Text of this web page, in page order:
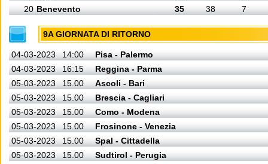
20 Benevento 35 38 7
9A GIORNATA DI RITORNO
04-03-2023 14:00
Pisa - Palermo
04-03-2023
16:15
Reggina - Parma
05-03-2023
15.00
Ascoli - Bari
05-03-2023
15.00
Brescia - Cagliari
05-03-2023
15.00
Como - Modena
05-03-2023
15.00
Frosinone - Venezia
05-03-2023
15.00
Spal - Cittadella
05-03-2023
15.00
Sudtirol - Perugia